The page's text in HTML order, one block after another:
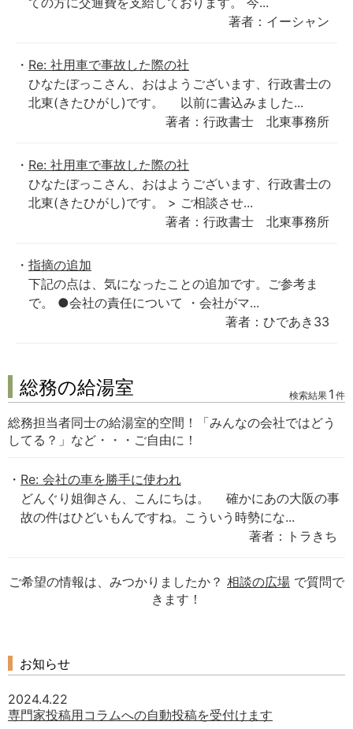
著者：イーシャン
Re: 社用車で事故した際の社
ひなたぼっこさん、おはようございます、行政書士の
北東(きたひがし)です。 以前に書込みました...
著者：行政書士 北東事務所
Re: 社用車で事故した際の社
ひなたぼっこさん、おはようございます、行政書士の
北東(きたひがし)です。 > ご相談させ...
著者：行政書士 北東事務所
指摘の追加
下記の点は、気になったことの追加です。ご参考ま
で。 ●会社の責任について ・会社がマ...
著者：ひであき33
総務の給湯室 検索結果 1 件
総務担当者同士の給湯室的空間！「みんなの会社ではどう
してる？」など・・・ご自由に！
Re: 会社の車を勝手に使われ
どんぐり姐御さん、こんにちは。 確かにあの大阪の事
故の件はひどいもんですね。こういう時勢にな...
著者：トラきち
ご希望の情報は、みつかりましたか？ 相談の広場 で質問で
きます！
お知らせ
2024.4.22
専門家投稿用コラムへの自動投稿を受付けます